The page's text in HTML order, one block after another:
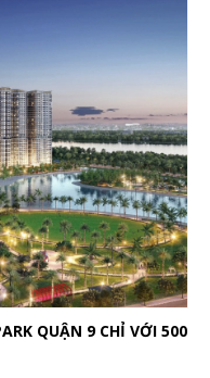
QUẬN 9 CHỈ VỚI 500